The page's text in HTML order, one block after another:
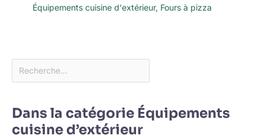
Équipements cuisine d'extérieur, Fours à pizza
Dans la catégorie Équipements
cuisine d’extérieur